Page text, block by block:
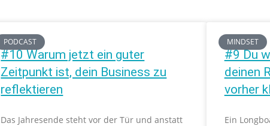
PODCAST
#10 Warum jetzt ein guter
Zeitpunkt ist, dein Business zu
reflektieren
Das Jahresende steht vor der Tür und anstatt
MINDSET
#9 Du
deinen
vorher
Ein